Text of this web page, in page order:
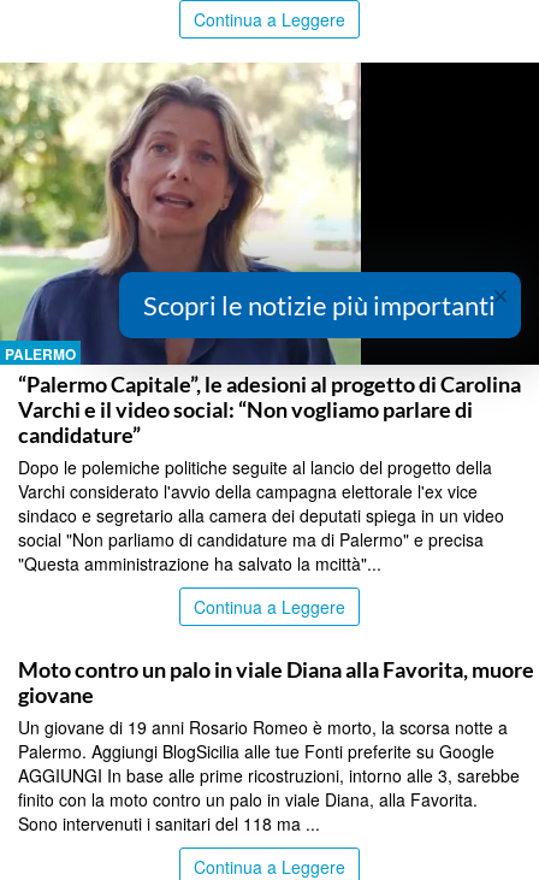
Continua a Leggere
PALERMO
“Palermo Capitale”, le adesioni al progetto di Carolina
Varchi e il video social: “Non vogliamo parlare di
candidature”
Dopo le polemiche politiche seguite al lancio del progetto della
Varchi considerato l'avvio della campagna elettorale l'ex vice
sindaco e segretario alla camera dei deputati spiega in un video
social "Non parliamo di candidature ma di Palermo" e precisa
"Questa amministrazione ha salvato la mcittà"...
Continua a Leggere
Moto contro un palo in viale Diana alla Favorita, muore
giovane
Un giovane di 19 anni Rosario Romeo è morto, la scorsa notte a
Palermo. Aggiungi BlogSicilia alle tue Fonti preferite su Google
AGGIUNGI In base alle prime ricostruzioni, intorno alle 3, sarebbe
finito con la moto contro un palo in viale Diana, alla Favorita.
Sono intervenuti i sanitari del 118 ma ...
Continua a Leggere
×
Scopri le notizie più importanti